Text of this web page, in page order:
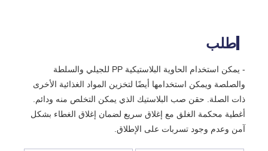
طلب
- يمكن استخدام الحاوية البلاستيكية PP للجيلي والسلطة
والصلصة ويمكن استخدامها أيضًا لتخزين المواد الغذائية الأخرى
ذات الصلة. حقن صب البلاستيك الذي يمكن التخلص منه ودائم.
أغطية محكمة الغلق مع إغلاق سريع لضمان إغلاق الغطاء بشكل
آمن وعدم وجود تسربات على الإطلاق.